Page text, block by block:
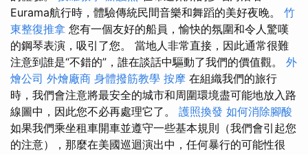
Eurama航行時，體驗傳統民間音樂和舞蹈的美好夜晚。 竹
東整復推拿 您有一個友好的船員，愉快的氛圍和令人驚嘆
的鋼琴表演，吸引了您。 當地人非常直接，因此通常很難
注意到誰是“不錯的”，誰在談話中驅動了我們的價值觀。 外
燴公司 外燴廠商 身體撥筋教學 按摩 在組織我們的旅行
時，我們會注意將最安全的城市和周圍環境盡可能地放入路
線圖中，因此您不必再處理它了。 護照換發 如何消除腳酸
如果我們乘坐租車開車並遵守一些基本規則（我們會引起您
的注意），那麼在美國巡迴演出中，任何暴行的可能性很